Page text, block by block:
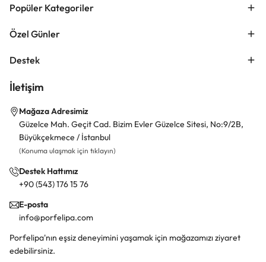
Popüler Kategoriler
Özel Günler
Destek
İletişim
Mağaza Adresimiz
Güzelce Mah. Geçit Cad. Bizim Evler Güzelce Sitesi, No:9/2B,
Büyükçekmece / İstanbul
(Konuma ulaşmak için tıklayın)
Destek Hattımız
+90 (543) 176 15 76
E-posta
info@porfelipa.com
Porfelipa'nın eşsiz deneyimini yaşamak için mağazamızı ziyaret
edebilirsiniz.